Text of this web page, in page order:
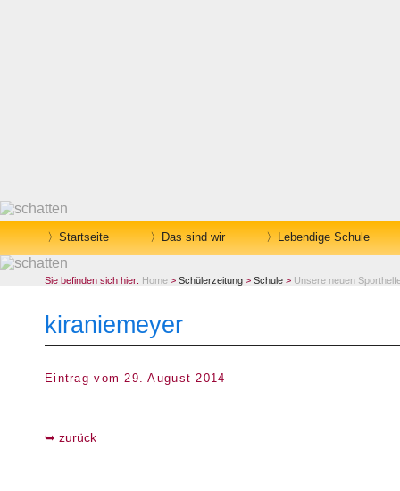
Startseite Das sind wir Lebendige Schule
Sie befinden sich hier: Home > Schülerzeitung > Schule > Unsere neuen
kiraniemeyer
Eintrag vom 29. August 2014
zurück